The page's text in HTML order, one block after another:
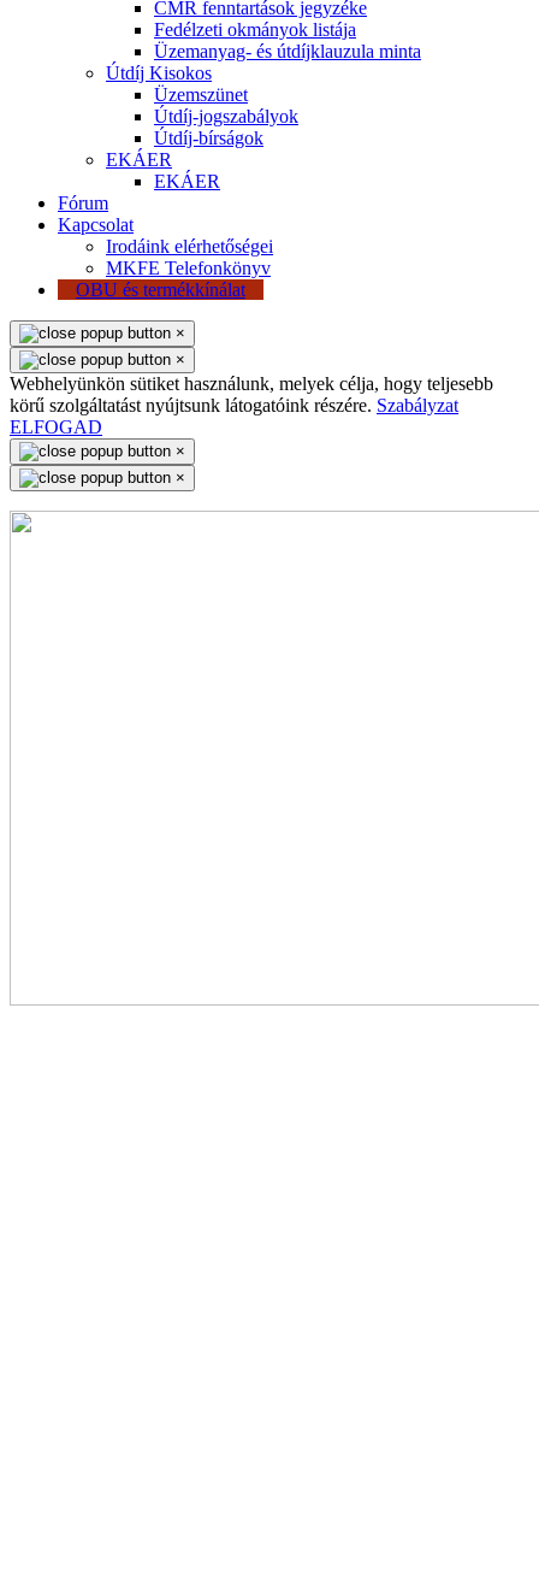
CMR fenntartások jegyzéke
Fedélzeti okmányok listája
Üzemanyag- és útdíjklauzula minta
Útdíj Kisokos
Üzemszünet
Útdíj-jogszabályok
Útdíj-bírságok
EKÁER
EKÁER
Fórum
Kapcsolat
Irodáink elérhetőségei
MKFE Telefonkönyv
OBU és termékkínálat
×
×
Webhelyünkön sütiket használunk, melyek célja, hogy teljesebb
körű szolgáltatást nyújtsunk látogatóink részére. Szabályzat
ELFOGAD
×
×